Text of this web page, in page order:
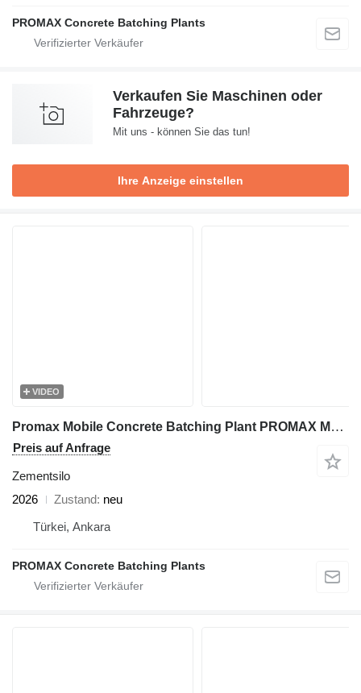
PROMAX Concrete Batching Plants
Verkaufen Sie Maschinen oder
Fahrzeuge?
Mit uns - können Sie das tun!
Ihre Anzeige einstellen
VIDEO
Promax Mobile Concrete Batching Plant PROMAX M60-PLNT (60m³/h)
Preis auf Anfrage
Zementsilo
2026
Zustand neu
Türkei, Ankara
PROMAX Concrete Batching Plants